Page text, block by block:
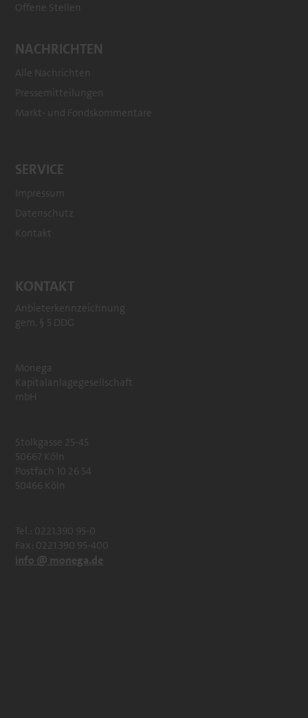
Offene Stellen
NACHRICHTEN
Alle Nachrichten
Pressemitteilungen
Markt- und Fondskommentare
SERVICE
Impressum
Datenschutz
Kontakt
KONTAKT
Anbieterkennzeichnung
gem. § 5 DDG
Monega
Kapitalanlagegesellschaft
mbH
Stolkgasse 25-45
50667 Köln
Postfach 10 26 54
50466 Köln
Tel.: 0221.390 95-0
Fax: 0221.390 95-400
info @ monega.de